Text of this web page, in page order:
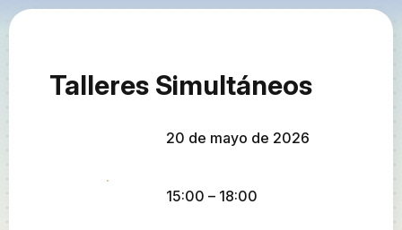
Talleres Simultáneos
20 de mayo de 2026
15:00 – 18:00